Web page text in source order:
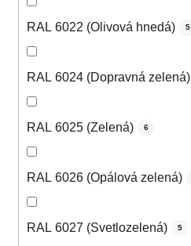
RAL 6022 (Olivová hnedá) 5
RAL 6024 (Dopravná zelená)
RAL 6025 (Zelená) 6
RAL 6026 (Opálová zelená)
RAL 6027 (Svetlozelená) 5